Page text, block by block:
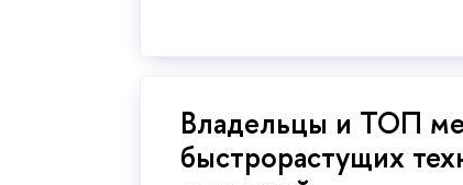
ладельцы и ТОП
ыстрорастущих